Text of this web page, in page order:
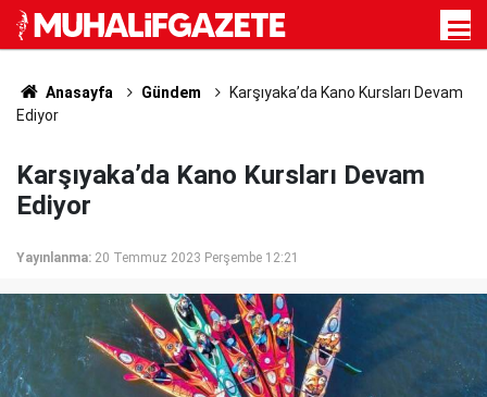
Anasayfa Gündem
Karşıyaka’da Kano Kursları Devam
Ediyor
Karşıyaka’da Kano Kursları Devam
Ediyor
Yayınlanma: 20 Temmuz 2023 Perşembe 12:21